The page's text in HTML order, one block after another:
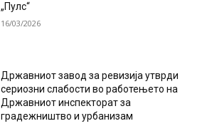
„Пулс“
16/03/2026
Државниот завод за ревизија утврди
сериозни слабости во работењето на
Државниот инспекторат за
градежништво и урбанизам